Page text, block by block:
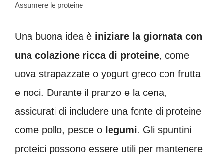
Assumere le proteine
Una buona idea è iniziare la giornata con
una colazione ricca di proteine, come
uova strapazzate o yogurt greco con frutta
e noci. Durante il pranzo e la cena,
assicurati di includere una fonte di proteine
come pollo, pesce o legumi. Gli spuntini
proteici possono essere utili per mantenere